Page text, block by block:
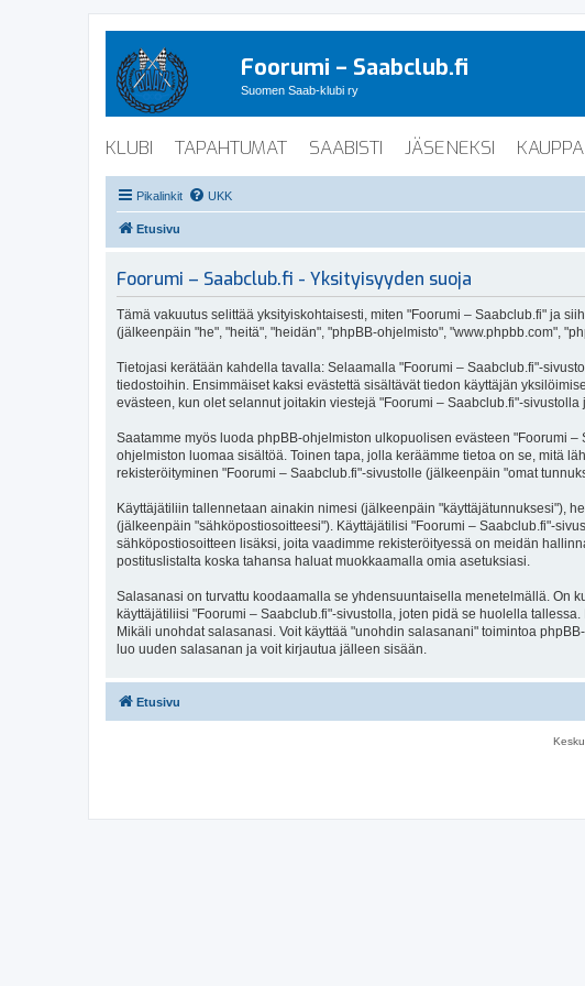
Foorumi – Saabclub.fi
Suomen Saab-klubi ry
KLUBI TAPAHTUMAT SAABISTI JÄSENEKSI KAUPPA
Pikalinkit UKK
Etusivu
Foorumi – Saabclub.fi - Yksityisyyden suoja
Tämä vakuutus selittää yksityiskohtaisesti, miten "Foorumi – Saabclub.fi" ja
(jälkeenpäin "he", "heitä", "heidän", "phpBB-ohjelmisto", "www.phpbb.com",
Tietojasi kerätään kahdella tavalla: Selaamalla "Foorumi – Saabclub.fi"-
tiedostoihin. Ensimmäiset kaksi evästettä sisältävät tiedon käyttäjän
evästeen, kun olet selannut joitakin viestejä "Foorumi – Saabclub.fi"-
Saatamme myös luoda phpBB-ohjelmiston ulkopuolisen evästeen "Foorumi
ohjelmiston luomaa sisältöä. Toinen tapa, jolla keräämme tietoa on se, mitä
rekisteröityminen "Foorumi – Saabclub.fi"-sivustolle (jälkeenpäin "omat
Käyttäjätiliin tallennetaan ainakin nimesi (jälkeenpäin "käyttäjätunnuksesi"),
(jälkeenpäin "sähköpostiosoitteesi"). Käyttäjätilisi "Foorumi – Saabclub.fi"-
sähköpostiosoitteen lisäksi, joita vaadimme rekisteröityessä on meidän
postituslistalta koska tahansa haluat muokkaamalla omia asetuksiasi.
Salasanasi on turvattu koodaamalla se yhdensuuntaisella menetelmällä. On
käyttäjätiliisi "Foorumi – Saabclub.fi"-sivustolla, joten pidä se huolella
Mikäli unohdat salasanasi. Voit käyttää "unohdin salasanani" toimintoa
luo uuden salasanan ja voit kirjautua jälleen sisään.
Etusivu